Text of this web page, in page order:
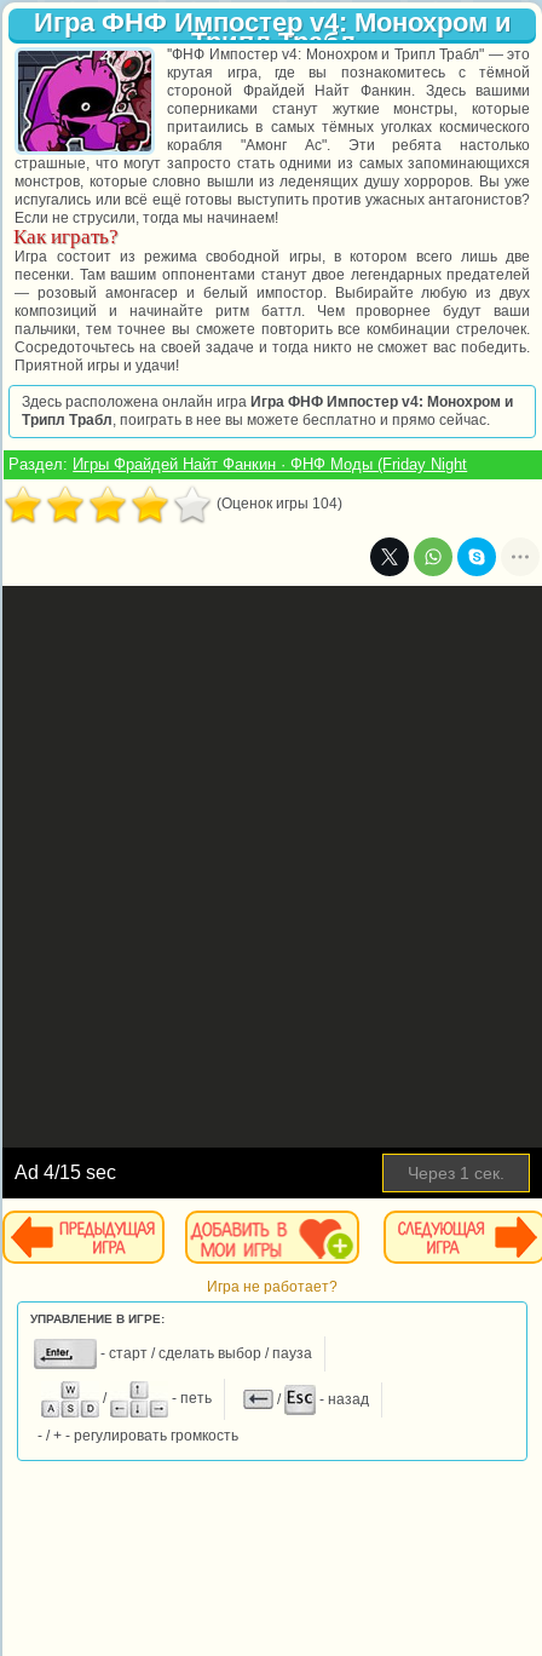
Игра ФНФ Импостер v4: Монохром и
Трипл Трабл
''ФНФ Импостер v4: Монохром и Трипл Трабл" — это
крутая игра, где вы познакомитесь с тёмной
стороной Фрайдей Найт Фанкин. Здесь вашими
соперниками станут жуткие монстры, которые
притаились в самых тёмных уголках космического
корабля "Амонг Ас". Эти ребята настолько
страшные, что могут запросто стать одними из самых запоминающихся
монстров, которые словно вышли из леденящих душу хорроров. Вы уже
испугались или всё ещё готовы выступить против ужасных антагонистов?
Если не струсили, тогда мы начинаем!
Как играть?
Игра состоит из режима свободной игры, в котором всего лишь две
песенки. Там вашим оппонентами станут двое легендарных предателей
— розовый амонгасер и белый импостор. Выбирайте любую из двух
композиций и начинайте ритм баттл. Чем проворнее будут ваши
пальчики, тем точнее вы сможете повторить все комбинации стрелочек.
Сосредоточьтесь на своей задаче и тогда никто не сможет вас победить.
Приятной игры и удачи!
Здесь расположена онлайн игра Игра ФНФ Импостер v4: Монохром и
Трипл Трабл, поиграть в нее вы можете бесплатно и прямо сейчас.
Раздел: Игры Фрайдей Найт Фанкин · ФНФ Моды (Friday Night
(Оценок игры 104)
Ad4/15 sec Через 1 сек.
Игра не работает?
УПРАВЛЕНИЕ В ИГРЕ:
- старт / сделать выбор / пауза
/ - петь / - назад
- / + - регулировать громкость